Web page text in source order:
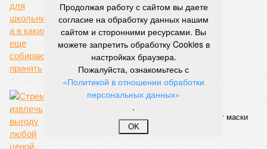
Продажа Родины. Недорого
Стремясь извлечь выгоду любой ценой,
государственные управленцы сбрасывают маски
Продолжая работу с сайтом вы даете
согласие на обработку данных нашим
сайтом и сторонними ресурсами. Вы
можете запретить обработку Cookies в
настройках браузера.
Пожалуйста, ознакомьтесь с
«Политикой в отношении обработки
персональных данных»
.
OK